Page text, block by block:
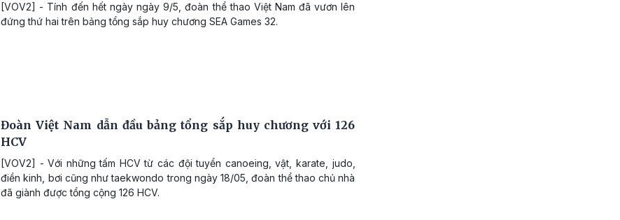
[VOV2] - Tính đến hết ngày ngày 9/5, đoàn thể thao Việt Nam đã vươn lên
đứng thứ hai trên bảng tổng sắp huy chương SEA Games 32.
Đoàn Việt Nam dẫn đầu bảng tổng sắp huy chương với 126
HCV
[VOV2] - Với những tấm HCV từ các đội tuyển canoeing, vật, karate, judo,
điền kinh, bơi cũng như taekwondo trong ngày 18/05, đoàn thể thao chủ nhà
đã giành được tổng cộng 126 HCV.